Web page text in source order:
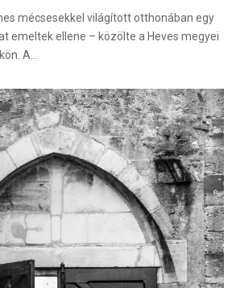
mécsesekkel világított otthonában egy
emeltek ellene – közölte a Heves megyei
A…